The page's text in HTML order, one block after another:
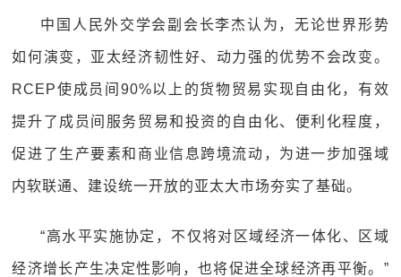
中国人民外交学会副会长李杰认为，无论世界形势
如何演变，亚太经济韧性好、动力强的优势不会改变。
RCEP使成员间90%以上的货物贸易实现自由化，有效
提升了成员间服务贸易和投资的自由化、便利化程度，
促进了生产要素和商业信息跨境流动，为进一步加强域
内软联通、建设统一开放的亚太大市场夯实了基础。
“高水平实施协定，不仅将对区域经济一体化、区域
经济增长产生决定性影响，也将促进全球经济再平衡。”